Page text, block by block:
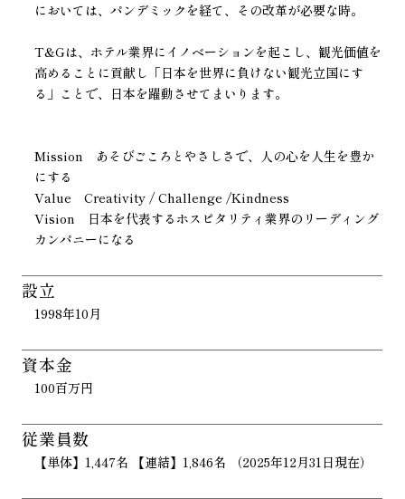
においては、パンデミックを経て、その改革が必要な時。
T&Gは、ホテル業界にイノベーションを起こし、観光価値を
高めることに貢献し「日本を世界に負けない観光立国にす
る」ことで、日本を躍動させてまいります。
Mission あそびごころとやさしさで、人の心を人生を豊か
にする
Value Creativity / Challenge /Kindness
Vision 日本を代表するホスピタリティ業界のリーディング
カンパニーになる
設立
1998年10月
資本金
100百万円
従業員数
【単体】1,447名 【連結】1,846名 （2025年12月31日現在）